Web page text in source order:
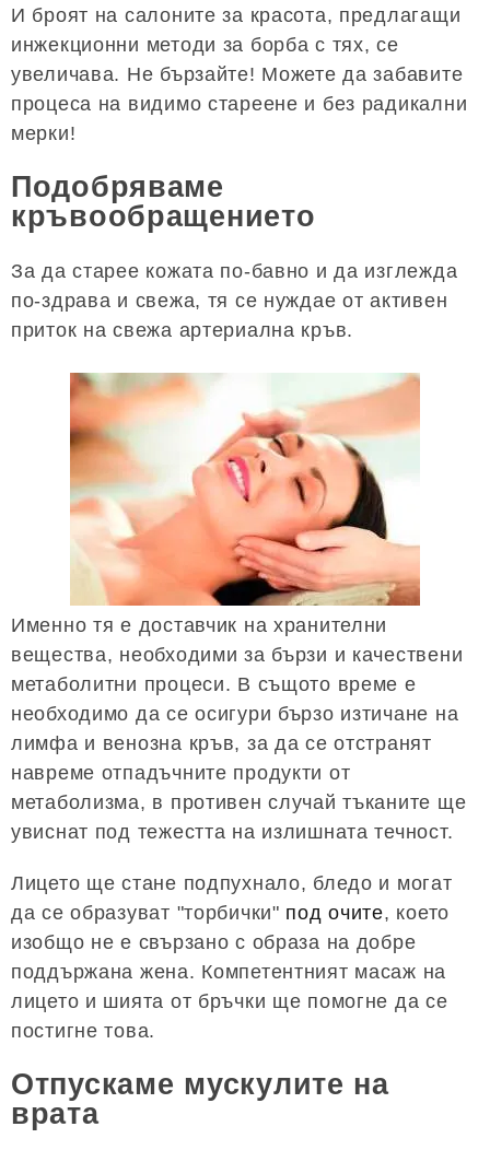
И броят на салоните за красота, предлагащи
инжекционни методи за борба с тях, се
увеличава. Не бързайте! Можете да забавите
процеса на видимо стареене и без радикални
мерки!
Подобряваме
кръвообращението
За да старее кожата по-бавно и да изглежда
по-здрава и свежа, тя се нуждае от активен
приток на свежа артериална кръв.
Именно тя е доставчик на хранителни
вещества, необходими за бързи и качествени
метаболитни процеси. В същото време е
необходимо да се осигури бързо изтичане на
лимфа и венозна кръв, за да се отстранят
навреме отпадъчните продукти от
метаболизма, в противен случай тъканите ще
увиснат под тежестта на излишната течност.
Лицето ще стане подпухнало, бледо и могат
да се образуват "торбички" под очите, което
изобщо не е свързано с образа на добре
поддържана жена. Компетентният масаж на
лицето и шията от бръчки ще помогне да се
постигне това.
Отпускаме мускулите на
врата